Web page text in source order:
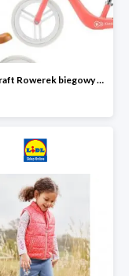
Kinderkraft Rowerek biegowy Fly